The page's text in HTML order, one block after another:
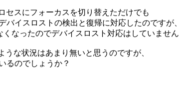
セスにフォーカスを切り替えただけでも
イスロストの検出と復帰に対応したのですが、
なったのでデバイスロスト対応はしていません
な状況はあまり無いと思うのですが、
るのでしょうか？